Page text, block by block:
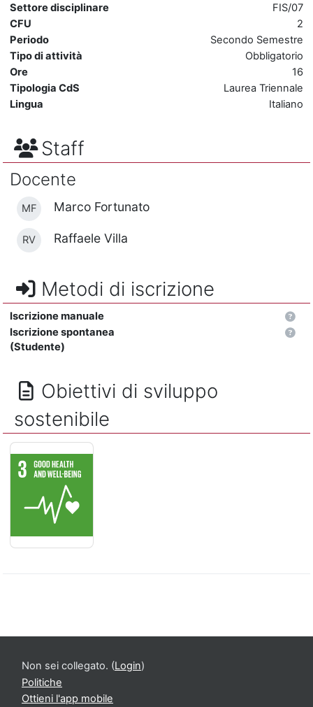
Settore disciplinare
FIS/07
CFU
2
Periodo
Secondo Semestre
Tipo di attività
Obbligatorio
Ore
16
Tipologia CdS
Laurea Triennale
Lingua
Italiano
Staff
Docente
MF Marco Fortunato
RV Raffaele Villa
Metodi di iscrizione
Iscrizione manuale
Iscrizione spontanea
(Studente)
Obiettivi di sviluppo
sostenibile
SALUTE E BENESSERE - Assicurare la salute e il
Non sei collegato. (Login)
Politiche
Ottieni l'app mobile